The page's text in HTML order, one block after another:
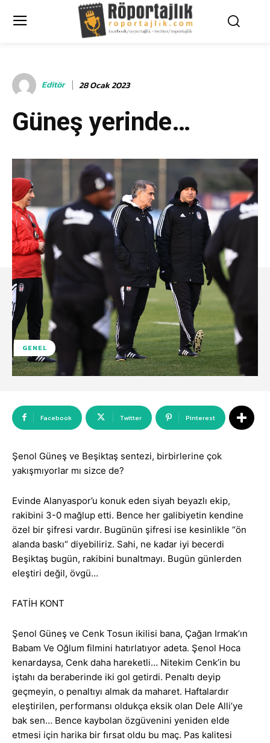
Editör 28 Ocak 2023
Güneş yerinde…
GENEL
Facebook Twitter Pinterest
Şenol Güneş ve Beşiktaş sentezi, birbirlerine çok
yakışmıyorlar mı sizce de?
Evinde Alanyaspor’u konuk eden siyah beyazlı ekip,
rakibini 3-0 mağlup etti. Bence her galibiyetin kendine
özel bir şifresi vardır. Bugünün şifresi ise kesinlikle “ön
alanda baskı“ diyebiliriz. Sahi, ne kadar iyi becerdi
Beşiktaş bugün, rakibini bunaltmayı. Bugün günlerden
eleştiri değil, övgü…
FATİH KONT
Şenol Güneş ve Cenk Tosun ikilisi bana, Çağan Irmak’ın
Babam Ve Oğlum filmini hatırlatıyor adeta. Şenol Hoca
kenardaysa, Cenk daha hareketli… Nitekim Cenk’in bu
iştahı da beraberinde iki gol getirdi. Penaltı deyip
geçmeyin, o penaltıyı almak da maharet. Haftalardır
eleştirilen, performansı oldukça eksik olan Dele Alli’ye
bak sen… Bence kaybolan özgüvenini yeniden elde
etmesi için harika bir fırsat oldu bu maç. Pas kalitesi